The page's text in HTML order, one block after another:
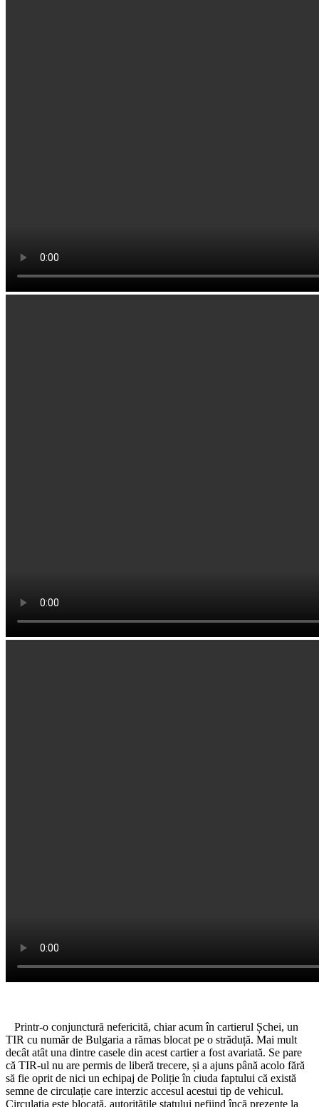
Printr-o conjunctură nefericită, chiar acum în cartierul Șchei, un
TIR cu număr de Bulgaria a rămas blocat pe o străduță. Mai mult
decât atât una dintre casele din acest cartier a fost avariată. Se pare
că TIR-ul nu are permis de liberă trecere, și a ajuns până acolo fără
să fie oprit de nici un echipaj de Poliție în ciuda faptului că există
semne de circulație care interzic accesul acestui tip de vehicul.
Circulația este blocată, autoritățile statului nefiind încă prezente la